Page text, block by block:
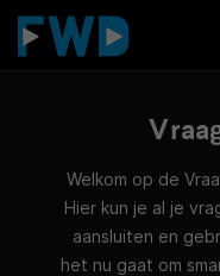
Welkom op de
Hier kun je al je
aansluiten en
het nu gaat om